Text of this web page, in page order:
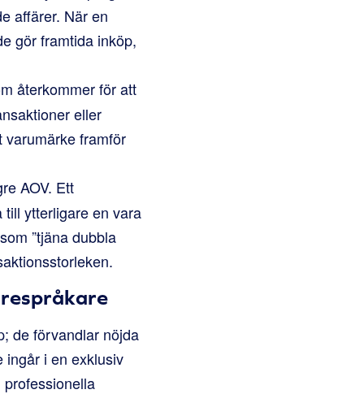
affärer. När en
gör framtida inköp,
återkommer för att
eller
varumärke framför
AOV. Ett
ytterligare en vara
”tjäna dubbla
de förvandlar nöjda
ingår i en exklusiv